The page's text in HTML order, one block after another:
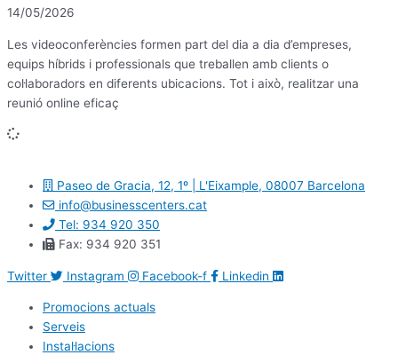
14/05/2026
Les videoconferències formen part del dia a dia d’empreses,
equips híbrids i professionals que treballen amb clients o
col·laboradors en diferents ubicacions. Tot i això, realitzar una
reunió online eficaç
Paseo de Gracia, 12, 1º | L'Eixample, 08007 Barcelona
info@businesscenters.cat
Tel: 934 920 350
Fax: 934 920 351
Twitter Instagram Facebook-f Linkedin
Promocions actuals
Serveis
Instal·lacions